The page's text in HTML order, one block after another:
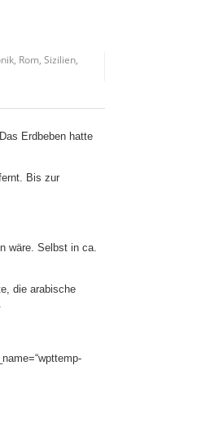
Rom ,Sizilien
Erdbeben hatte
Bis zur
wäre. Selbst in ca.
die arabische